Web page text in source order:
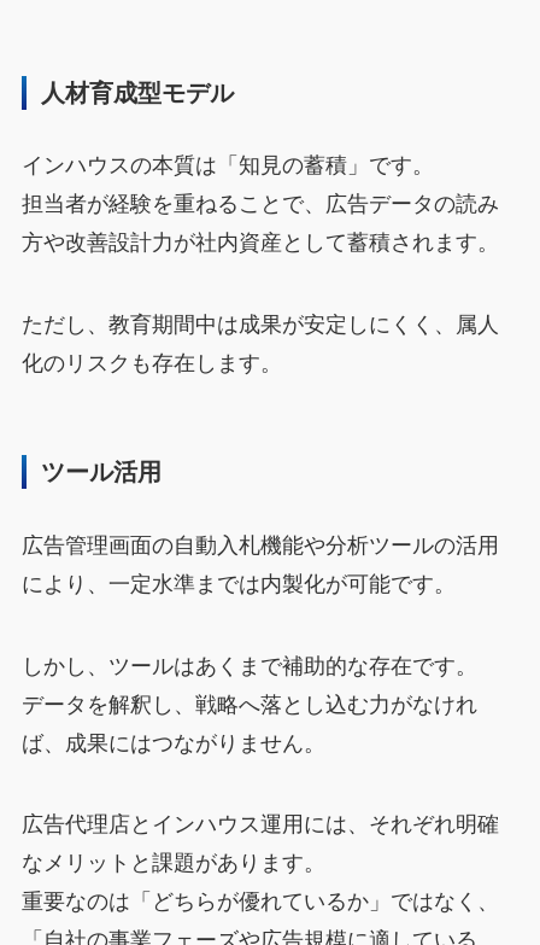
人材育成型モデル
インハウスの本質は「知見の蓄積」です。
担当者が経験を重ねることで、広告データの読み
方や改善設計力が社内資産として蓄積されます。
ただし、教育期間中は成果が安定しにくく、属人
化のリスクも存在します。
ツール活用
広告管理画面の自動入札機能や分析ツールの活用
により、一定水準までは内製化が可能です。
しかし、ツールはあくまで補助的な存在です。
データを解釈し、戦略へ落とし込む力がなけれ
ば、成果にはつながりません。
広告代理店とインハウス運用には、それぞれ明確
なメリットと課題があります。
重要なのは「どちらが優れているか」ではなく、